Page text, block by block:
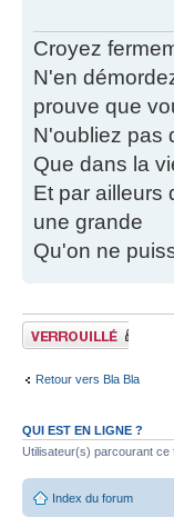
Croyez
N'en
prouve que
N'oubliez pas
Que dans la
Et par ailleurs
une grande
Qu'on ne
Sujet verrouillé
Retour vers Bla Bla
QUI EST EN LIGNE ?
Utilisateur(s) parcourant ce
Index du forum